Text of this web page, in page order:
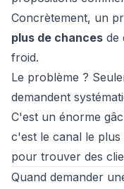
Concrètement, un
plus de chances de
froid.
Le problème ?
demandent
C'est un énorme
c'est le canal le plus
pour trouver des
Quand demander